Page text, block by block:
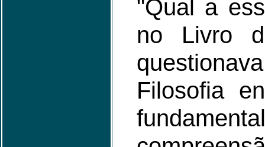
"Qual a
no Livro
Filosofia